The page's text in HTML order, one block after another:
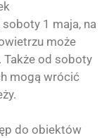
1 maja, na
może
Także od soboty
mogą wrócić
do obiektów